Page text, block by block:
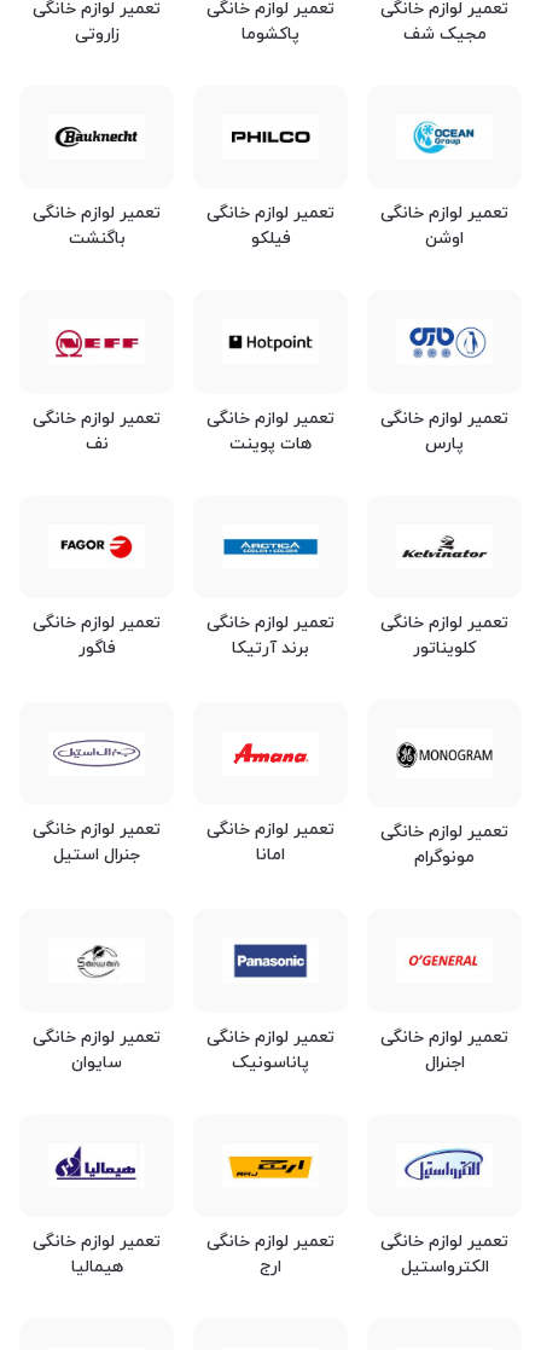
تعمیر لوازم خانگی
مجیک شف
تعمیر لوازم خانگی
پاکشوما
تعمیر لوازم خانگی
زاروتی
تعمیر لوازم خانگی
اوشن
تعمیر لوازم خانگی
فیلکو
تعمیر لوازم خانگی
باگنشت
تعمیر لوازم خانگی
پارس
تعمیر لوازم خانگی
هات پوینت
تعمیر لوازم خانگی
نف
تعمیر لوازم خانگی
کلویناتور
تعمیر لوازم خانگی
برند آرتیکا
تعمیر لوازم خانگی
فاگور
تعمیر لوازم خانگی
مونوگرام
تعمیر لوازم خانگی
امانا
تعمیر لوازم خانگی
جنرال استیل
تعمیر لوازم خانگی
اجنرال
تعمیر لوازم خانگی
پاناسونیک
تعمیر لوازم خانگی
سایوان
تعمیر لوازم خانگی
الکترواستیل
تعمیر لوازم خانگی
ارج
تعمیر لوازم خانگی
هیمالیا